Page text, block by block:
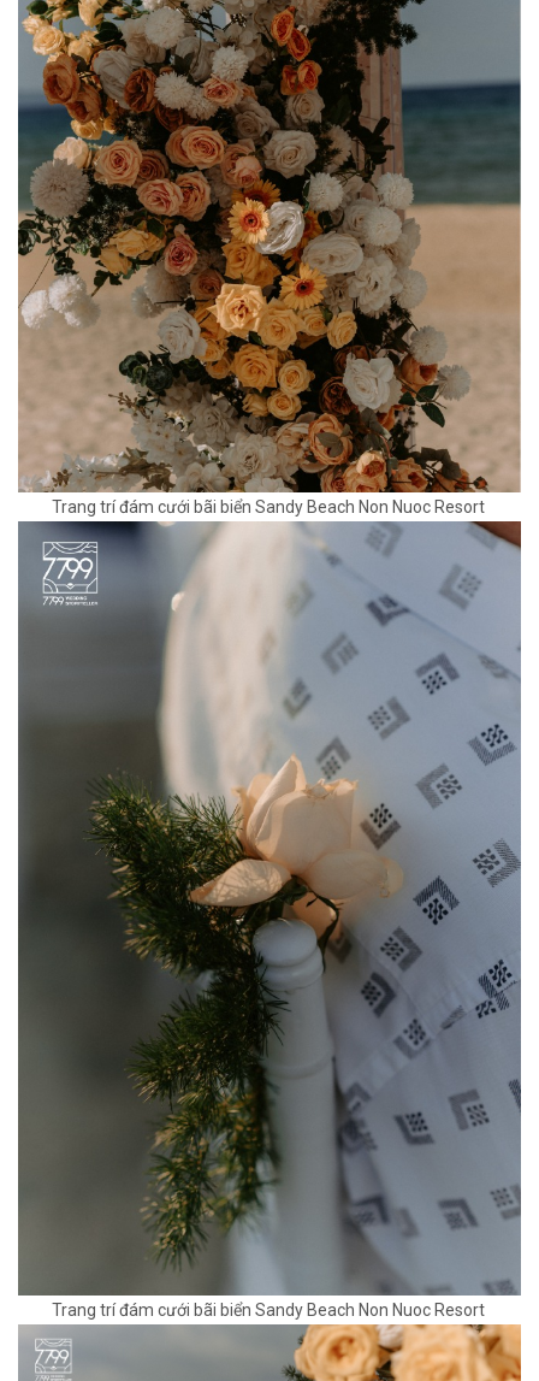
Trang trí đám cưới bãi biển Sandy Beach Non Nuoc Resort
Trang trí đám cưới bãi biển Sandy Beach Non Nuoc Resort